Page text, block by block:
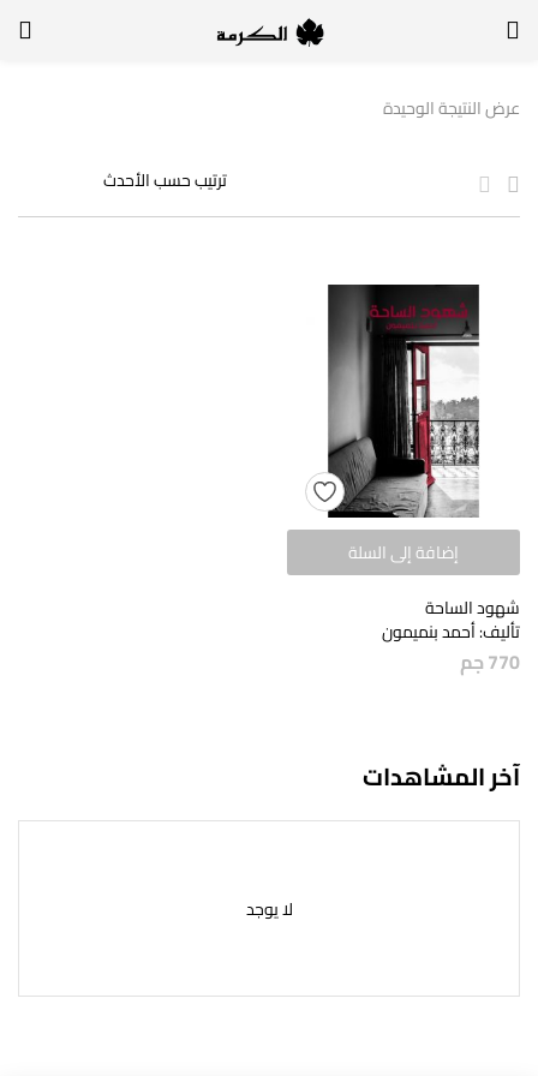
لتسجيل الدخول, أدخل اسم المستخدم وكلمة السر
تذكر بياناتي
عرض النتيجة الوحيدة
إضافة إلى السلة
شهود الساحة
تأليف: أحمد بنميمون
770جم
آخر المشاهدات
لا يوجد